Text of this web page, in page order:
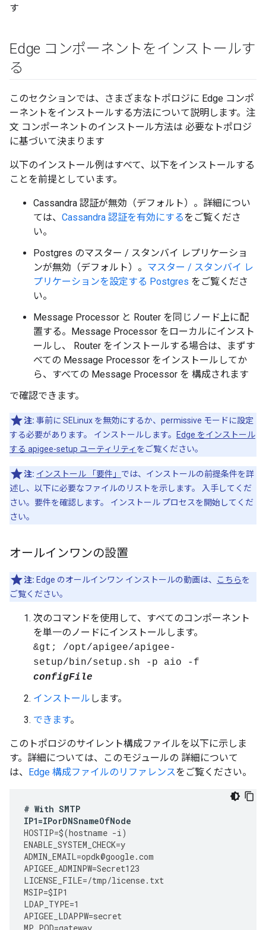
す
Edge コンポーネントをインストールす
る
このセクションでは、さまざまなトポロジに Edge コンポ
ーネントをインストールする方法について説明します。注
文 コンポーネントのインストール方法は 必要なトポロジ
に基づいて決まります
以下のインストール例はすべて、以下をインストールする
ことを前提としています。
Cassandra 認証が無効（デフォルト）。詳細につい
ては、 Cassandra 認証を有効にするをご覧くださ
い。
Postgres のマスター / スタンバイ レプリケーショ
ンが無効（デフォルト）。 マスター / スタンバイ レ
プリケーションを設定する Postgres をご覧くださ
い。
Message Processor と Router を同じノード上に配
置する。Message Processor をローカルにインスト
ールし、 Router をインストールする場合は、まずす
べての Message Processor をインストールしてか
ら、すべての Message Processor を 構成されます
で確認できます。
注: 事前に SELinux を無効にするか、permissive モードに設定
する必要があります。 インストールします。
Edge をインストール
する apigee-setup ユーティリティ をご覧ください。
注: インストール 「要件」 では、インストールの前提条件を詳
述し、以下に必要なファイルのリストを示します。 入手してくだ
さい。要件を確認します。 インストール プロセスを開始してくだ
さい。
オールインワンの設置
注: Edge のオールインワン インストールの動画は、 こちらを
ご覧ください。
次のコマンドを使用して、すべてのコンポーネント
を単一のノードにインストールします。
&gt; /opt/apigee/apigee-
setup/bin/setup.sh -p aio -f
configFile
インストール します。
できます。
このトポロジのサイレント構成ファイルを以下に示しま
す。詳細については、このモジュールの 詳細について
は、 Edge 構成ファイルのリファレンスをご覧ください。
# With SMTP
IP1=IPorDNSnameOfNode
HOSTIP=$(hostname -i)
ENABLE_SYSTEM_CHECK=y
ADMIN_EMAIL=opdk@google.com
APIGEE_ADMINPW=Secret123
LICENSE_FILE=/tmp/license.txt
MSIP=$IP1
LDAP_TYPE=1
APIGEE_LDAPPW=secret